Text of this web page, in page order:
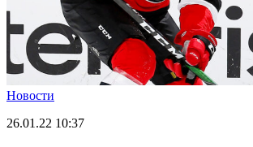
Новости
26.01.22 10:37